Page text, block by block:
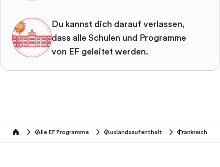
Du kannst dich darauf verlassen,
dass alle Schulen und Programme
von EF geleitet werden.
home Alle EF Programme Auslandsaufenthalt Frankreich